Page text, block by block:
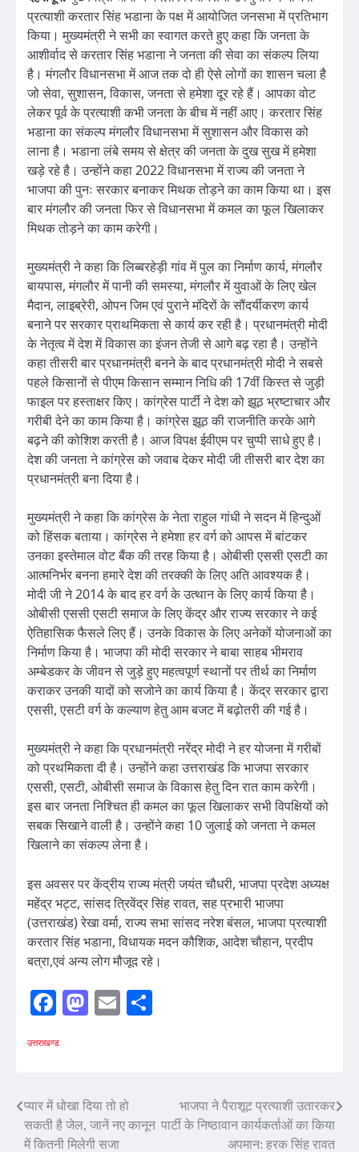
प्रत्याशी करतार सिंह भडाना के पक्ष में आयोजित जनसभा में प्रतिभाग
किया। मुख्यमंत्री ने सभी का स्वागत करते हुए कहा कि जनता के
आशीर्वाद से करतार सिंह भडाना ने जनता की सेवा का संकल्प लिया
है। मंगलौर विधानसभा में आज तक दो ही ऐसे लोगों का शासन चला है
जो सेवा, सुशासन, विकास, जनता से हमेशा दूर रहे हैं। आपका वोट
लेकर पूर्व के प्रत्याशी कभी जनता के बीच में नहीं आए। करतार सिंह
भडाना का संकल्प मंगलौर विधानसभा में सुशासन और विकास को
लाना है। भडाना लंबे समय से क्षेत्र की जनता के दुख सुख में हमेशा
खड़े रहे है। उन्होंने कहा 2022 विधानसभा में राज्य की जनता ने
भाजपा की पुनः सरकार बनाकर मिथक तोड़ने का काम किया था। इस
बार मंगलौर की जनता फिर से विधानसभा में कमल का फूल खिलाकर
मिथक तोड़ने का काम करेगी।
मुख्यमंत्री ने कहा कि लिब्बरहेड़ी गांव में पुल का निर्माण कार्य, मंगलौर
बायपास, मंगलौर में पानी की समस्या, मंगलौर में युवाओं के लिए खेल
मैदान, लाइब्रेरी, ओपन जिम एवं पुराने मंदिरों के सौंदर्यीकरण कार्य
बनाने पर सरकार प्राथमिकता से कार्य कर रही है। प्रधानमंत्री मोदी
के नेतृत्व में देश में विकास का इंजन तेजी से आगे बढ़ रहा है। उन्होंने
कहा तीसरी बार प्रधानमंत्री बनने के बाद प्रधानमंत्री मोदी ने सबसे
पहले किसानों से पीएम किसान सम्मान निधि की 17वीं किस्त से जुड़ी
फाइल पर हस्ताक्षर किए। कांग्रेस पार्टी ने देश को झूठ भ्रष्टाचार और
गरीबी देने का काम किया है। कांग्रेस झूठ की राजनीति करके आगे
बढ़ने की कोशिश करती है। आज विपक्ष ईवीएम पर चुप्पी साधे हुए है।
देश की जनता ने कांग्रेस को जवाब देकर मोदी जी तीसरी बार देश का
प्रधानमंत्री बना दिया है।
मुख्यमंत्री ने कहा कि कांग्रेस के नेता राहुल गांधी ने सदन में हिन्दुओं
को हिंसक बताया। कांग्रेस ने हमेशा हर वर्ग को आपस में बांटकर
उनका इस्तेमाल वोट बैंक की तरह किया है। ओबीसी एससी एसटी का
आत्मनिर्भर बनना हमारे देश की तरक्की के लिए अति आवश्यक है।
मोदी जी ने 2014 के बाद हर वर्ग के उत्थान के लिए कार्य किया है।
ओबीसी एससी एसटी समाज के लिए केंद्र और राज्य सरकार ने कई
ऐतिहासिक फैसले लिए हैं। उनके विकास के लिए अनेकों योजनाओं का
निर्माण किया है। भाजपा की मोदी सरकार ने बाबा साहब भीमराव
अम्बेडकर के जीवन से जुड़े हुए महत्वपूर्ण स्थानों पर तीर्थ का निर्माण
कराकर उनकी यादों को सजोने का कार्य किया है। केंद्र सरकार द्वारा
एससी, एसटी वर्ग के कल्याण हेतु आम बजट में बढ़ोतरी की गई है।
मुख्यमंत्री ने कहा कि प्रधानमंत्री नरेंद्र मोदी ने हर योजना में गरीबों
को प्रथमिकता दी है। उन्होंने कहा उत्तराखंड कि भाजपा सरकार
एससी, एसटी, ओबीसी समाज के विकास हेतु दिन रात काम करेगी।
इस बार जनता निश्चित ही कमल का फूल खिलाकर सभी विपक्षियों को
सबक सिखाने वाली है। उन्होंने कहा 10 जुलाई को जनता ने कमल
खिलाने का संकल्प लेना है।
इस अवसर पर केंद्रीय राज्य मंत्री जयंत चौधरी, भाजपा प्रदेश अध्यक्ष
महेंद्र भट्ट, सांसद त्रिवेंद्र सिंह रावत, सह प्रभारी भाजपा
(उत्तराखंड) रेखा वर्मा, राज्य सभा सांसद नरेश बंसल, भाजपा प्रत्याशी
करतार सिंह भडाना, विधायक मदन कौशिक, आदेश चौहान, प्रदीप
बत्रा,एवं अन्य लोग मौजूद रहे।
Facebook
Mastodon
Email
उत्तराखण्ड
Post
navigation
प्यार में धोखा दिया तो हो
सकती है जेल, जानें नए कानून
में कितनी मिलेगी सजा
भाजपा ने पैराशूट प्रत्याशी उतारकर
पार्टी के निष्ठावान कार्यकर्ताओं का किया
अपमान: हरक सिंह रावत